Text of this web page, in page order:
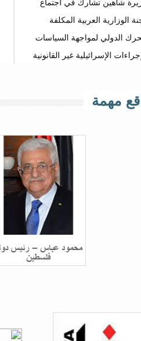
شاهين تشارك في اجتماع
الوزارية العربية المكلفة
الدولي لمواجهة السياسات
الإسرائيلية غير القانونية
القدس
مهمة